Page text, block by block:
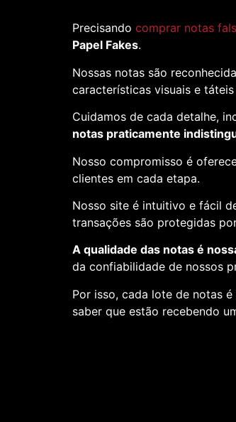
Precisando comprar notas
Papel Fakes.
Nossas notas são
características visuais e
Cuidamos de cada detalhe,
notas praticamente
Nosso compromisso é
clientes em cada etapa.
Nosso site é intuitivo e fácil
transações são protegidas
A qualidade das notas é
da confiabilidade de nossos
Por isso, cada lote de notas
saber que estão recebendo